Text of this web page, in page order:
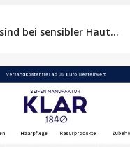
bei sensibler Haut...